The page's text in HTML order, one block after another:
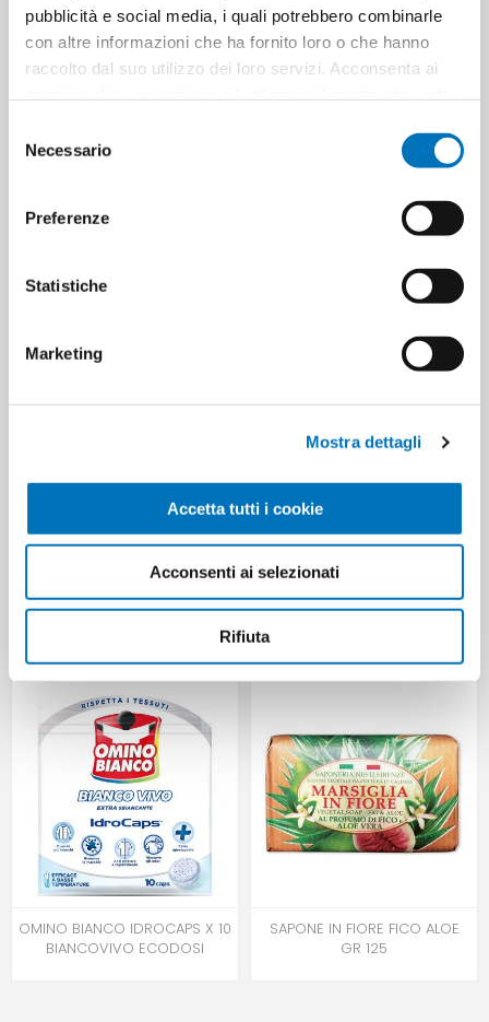
pubblicità e social media, i quali potrebbero combinarle
con altre informazioni che ha fornito loro o che hanno
raccolto dal suo utilizzo dei loro servizi. Acconsenta ai
delNecessario
Preferenze
Statistiche
Marketing
Mostra dettagli
Accetta tutti i cookie
Acconsenti ai selezionati
Rifiuta
Minimum sale 12
CUSTOMERS WHO BOUGHT
THIS ITEM ALSO BOUGHT
TESORI D'ORIENTE WHITE MUSK
CERA CUPRA CREMA MANI
OMINO BIANCO IDROCAPS X 10
BIANCOVIVO ECODOSI
SAPONE IN FIORE FICO ALOE
GR 125